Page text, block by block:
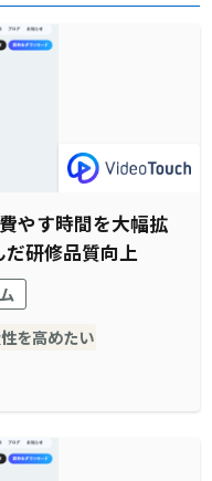
やす時間を大幅拡
研修品質向上
を高めたい